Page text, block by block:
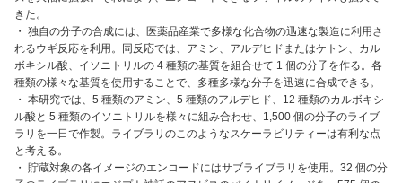
きた。
・ 独自の分子の合成には、医薬品産業で多様な化合物の迅速な製造に利用さ
れるウギ反応を利用。同反応では、アミン、アルデヒドまたはケトン、カル
ボキシル酸、イソニトリルの 4 種類の基質を組合せて 1 個の分子を作る。各
種類の様々な基質を使用することで、多種多様な分子を迅速に合成できる。
・ 本研究では、5 種類のアミン、5 種類のアルデヒド、12 種類のカルボキシ
ル酸と 5 種類のイソニトリルを様々に組み合わせ、1,500 個の分子のライブ
ラリを一日で作製。ライブラリのこのようなスケーラビリティーは有利な点
と考える。
・ 貯蔵対象の各イメージのエンコードにはサブライブラリを使用。32 個の分